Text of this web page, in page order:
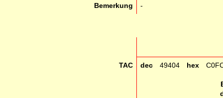
Bemerkung -
TAC dec 49404 hex